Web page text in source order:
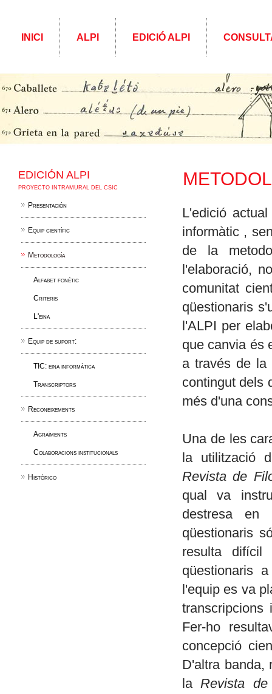
INICI ALPI EDICIÓ ALPI
EDICIÓN ALPI
PROYECTO INTRAMURAL DEL CSIC
Presentación
Equip científic
Metodología
Alfabet fonétic
Criteris
L'eina
Equip de suport:
TIC: eina informàtica
Transcriptors
Reconeixements
Agraïments
Colaboracions institucionals
Histórico
L'edició
informàtic ,
de la
l'elaboració,
comunitat
qüestionaris
l'ALPI per
que canvia és
a través de
contingut dels
més d'una
Una de les
la utilització
Revista de
qual va
destresa en
qüestionaris
resulta
qüestionaris
l'equip es va
transcripcions
Fer-ho
concepció
D'altra banda,
laRevista